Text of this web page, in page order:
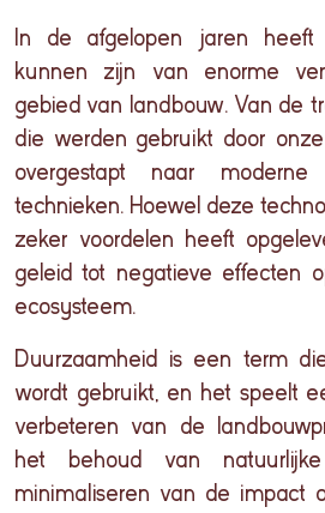
In de afgelopen jaren
kunnen zijn van enorme
gebied van landbouw. Van de
die werden gebruikt door
overgestapt naar
technieken. Hoewel deze
zeker voordelen heeft
geleid tot negatieve effecten
ecosysteem.
Duurzaamheid is een term
wordt gebruikt, en het speelt
verbeteren van de
het behoud van
minimaliseren van de impact